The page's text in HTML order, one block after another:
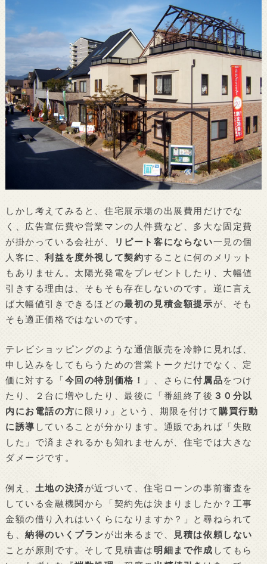
しかし考えてみると、住宅展示場の出展費用だけでな
く、広告宣伝費や営業マンの人件費など、多大な固定費
が掛かっている会社が、
リピート客にならない一見の個
人客に、利益を度外視して契約することに何のメリット
もありません。太陽光発電をプレゼントしたり、大幅値
引きする理由は、そもそも存在しないのです。逆に言え
ば大幅値引きできるほどの最初の見積金額提示が、そも
そも適正価格ではないのです。
テレビショッピングのような通信販売を冷静に見れば、
申し込みをしてもらうための営業トークだけでなく、定
価に対する「今回の特別価格！ 」、さらに付属品をつけ
たり、２台に増やしたり、最後に「番組終了後 ３０分以
内にお電話の方に限り♪」という、期限を付けて 購買行動
に誘導 していることが分かります。通販であれば「失敗
した」で済まされるかも知れませんが、住宅では大きな
ダメージです。
例え、 土地の決済が近づいて、住宅ローンの事前審査を
している金融機関から「契約先は決まりましたか？工事
金額の借り入れはいくらになりますか？」と尋ねられて
も、納得のいくプランが出来るまで、
見積は依頼しない
ことが原則です。そして見積書は 明細まで作成 してもら